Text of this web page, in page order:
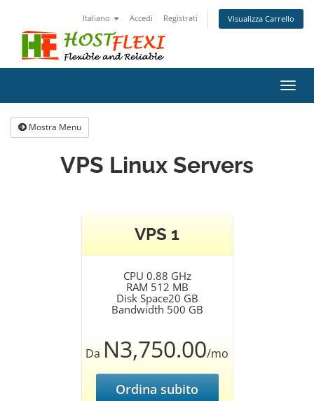
Italiano Accedi Registrati Visualizza Carrello
Attiva
Mostra Menu
VPS Linux Servers
VPS 1
CPU 0.88 GHz
RAM 512 MB
Disk Space20 GB
Bandwidth 500 GB
Da N3,750.00/mo
Ordina subito